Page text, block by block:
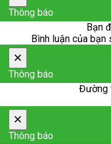
Thông báo
Bạn
Bình luận của
×
Thông báo
Đường
×
Thông báo